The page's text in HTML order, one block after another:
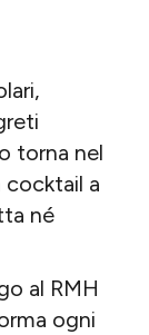
torna nel
cocktail a
né
al RMH
ogni